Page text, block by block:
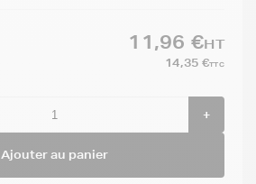
11,96 €HT
14,35 €TTC
+
Ajouter au panier